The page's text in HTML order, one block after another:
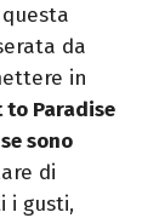
da
in
to Paradise
sono
di
i gusti,